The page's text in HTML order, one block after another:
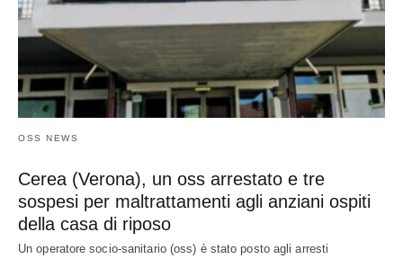
OSS NEWS
Cerea (Verona), un oss arrestato e tre
sospesi per maltrattamenti agli anziani ospiti
della casa di riposo
Un operatore socio-sanitario (oss) è stato posto agli arresti